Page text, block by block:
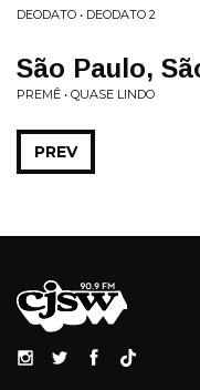
DEODATO • DEODATO 2
São Paulo,
PREMÊ • QUASE LINDO
PREV